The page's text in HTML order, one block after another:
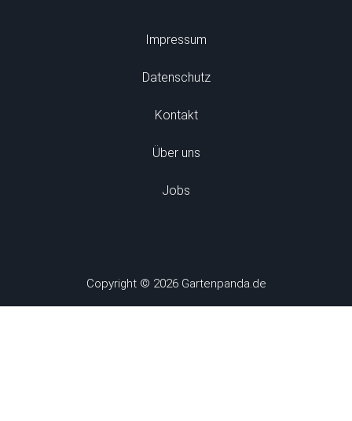
Impressum
Datenschutz
Kontakt
Über uns
Jobs
Copyright © 2026 Gartenpanda.de